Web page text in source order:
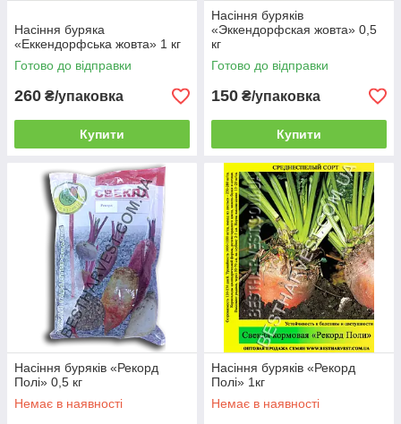
Насіння буряка
«Еккендорфська жовта» 1 кг
Готово до відправки
260 ₴/упаковка
Купити
Насіння буряків
«Эккендорфская жовта» 0,5
кг
Готово до відправки
150 ₴/упаковка
Купити
Насіння буряків «Рекорд
Полі» 0,5 кг
Немає в наявності
Насіння буряків «Рекорд
Полі» 1кг
Немає в наявності